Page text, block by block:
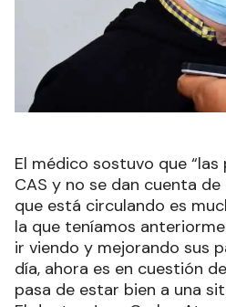
El médico sostuvo que
CAS y no se dan cuenta
que está circulando es
la que teníamos
ir viendo y mejorando sus
día, ahora es en cuestión
pasa de estar bien a una